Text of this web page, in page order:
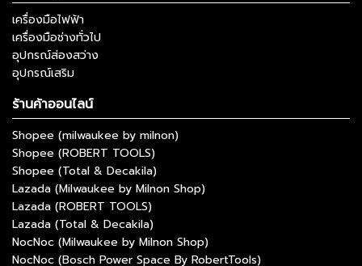
เครื่องมือไฟฟ้า
เครื่องมือช่างทั่วไป
อุปกรณ์ส่องสว่าง
อุปกรณ์เสริม
ร้านค้าออนไลน์
Shopee (milwaukee by milnon)
Shopee (ROBERT TOOLS)
Shopee (Total & Decakila)
Lazada (Milwaukee by Milnon Shop)
Lazada (ROBERT TOOLS)
Lazada (Total & Decakila)
NocNoc (Milwaukee by Milnon Shop)
NocNoc (Bosch Power Space By RobertTools)